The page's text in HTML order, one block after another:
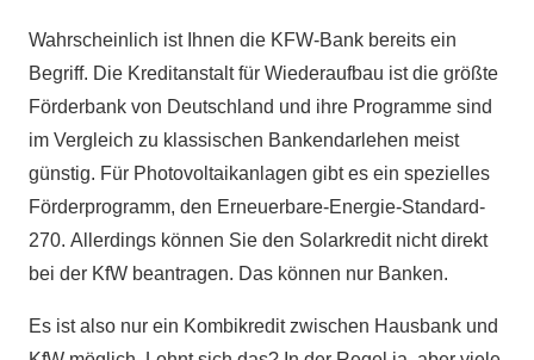
Wahrscheinlich ist Ihnen die KFW-Bank bereits ein
Begriff. Die Kreditanstalt für Wiederaufbau ist die größte
Förderbank von Deutschland und ihre Programme sind
im Vergleich zu klassischen Bankendarlehen meist
günstig. Für Photovoltaikanlagen gibt es ein spezielles
Förderprogramm, den Erneuerbare-Energie-Standard-
270. Allerdings können Sie den Solarkredit nicht direkt
bei der KfW beantragen. Das können nur Banken.
Es ist also nur ein Kombikredit zwischen Hausbank und